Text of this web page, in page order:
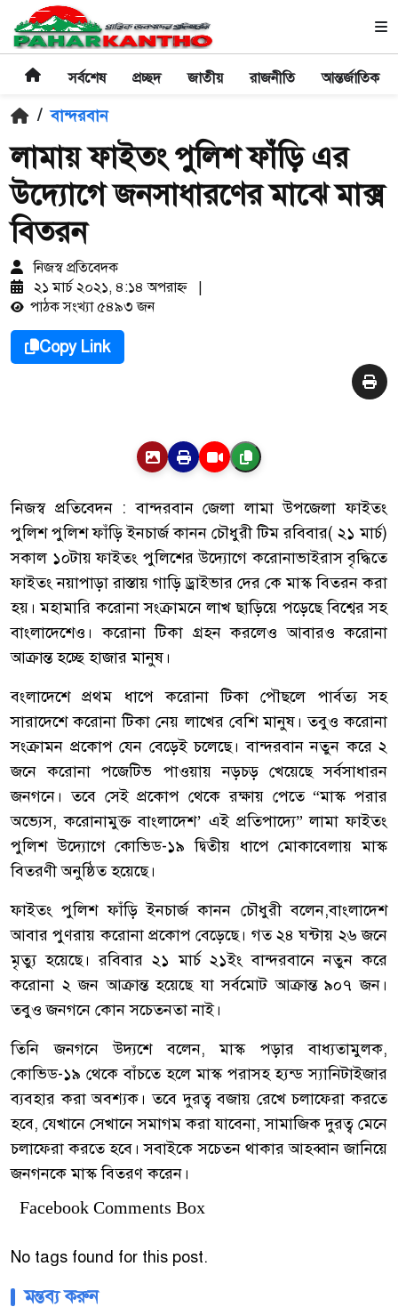
সর্বশেষ প্রচ্ছদ জাতীয় রাজনীতি আন্তর্জাতিক
/ বান্দরবান
লামায় ফাইতং পুলিশ ফাঁড়ি এর
উদ্যোগে জনসাধারণের মাঝে মাক্স
বিতরন
নিজস্ব প্রতিবেদক
২১ মার্চ ২০২১, ৪:১৪ অপরাহ্ণ
পাঠক সংখ্যা ৫৪৯৩ জন
Copy Link
নিজস্ব প্রতিবেদন : বান্দরবান জেলা লামা উপজেলা ফাইতং
পুলিশ পুলিশ ফাঁড়ি ইনচার্জ কানন চৌধুরী টিম রবিবার( ২১ মার্চ)
সকাল ১০টায় ফাইতং পুলিশের উদ্যোগে করোনাভাইরাস বৃদ্ধিতে
ফাইতং নয়াপাড়া রাস্তায় গাড়ি ড্রাইভার দের কে মাস্ক বিতরন করা
হয়। মহামারি করোনা সংক্রামনে লাখ ছাড়িয়ে পড়েছে বিশ্বের সহ
বাংলাদেশেও। করোনা টিকা গ্রহন করলেও আবারও করোনা
আক্রান্ত হচ্ছে হাজার মানুষ।
বংলাদেশে প্রথম ধাপে করোনা টিকা পৌছলে পার্বত্য সহ
সারাদেশে করোনা টিকা নেয় লাখের বেশি মানুষ। তবুও করোনা
সংক্রামন প্রকোপ যেন বেড়েই চলেছে। বান্দরবান নতুন করে ২
জনে করোনা পজেটিভ পাওয়ায় নড়চড় খেয়েছে সর্বসাধারন
জনগনে। তবে সেই প্রকোপ থেকে রক্ষায় পেতে “মাস্ক পরার
অভ্যেস, করোনামুক্ত বাংলাদেশ’ এই প্রতিপাদ্যে” লামা ফাইতং
পুলিশ উদ্যোগে কোভিড-১৯ দ্বিতীয় ধাপে মোকাবেলায় মাস্ক
বিতরণী অনুষ্ঠিত হয়েছে।
ফাইতং পুলিশ ফাঁড়ি ইনচার্জ কানন চৌধুরী বলেন,বাংলাদেশ
আবার পুণরায় করোনা প্রকোপ বেড়েছে। গত ২৪ ঘন্টায় ২৬ জনে
মৃত্যু হয়েছে। রবিবার ২১ মার্চ ২১ইং বান্দরবানে নতুন করে
করোনা ২ জন আক্রান্ত হয়েছে যা সর্বমোট আক্রান্ত ৯০৭ জন।
তবুও জনগনে কোন সচেতনতা নাই।
তিনি জনগনে উদ্যশে বলেন, মাস্ক পড়ার বাধ্যতামুলক,
কোভিড-১৯ থেকে বাঁচতে হলে মাস্ক পরাসহ হ্যন্ড স্যানিটাইজার
ব্যবহার করা অবশ্যক। তবে দুরত্ব বজায় রেখে চলাফেরা করতে
হবে, যেখানে সেখানে সমাগম করা যাবেনা, সামাজিক দুরত্ব মেনে
চলাফেরা করতে হবে। সবাইকে সচেতন থাকার আহব্বান জানিয়ে
জনগনকে মাস্ক বিতরণ করেন।
Facebook Comments Box
No tags found for this post.
মন্তব্য করুন